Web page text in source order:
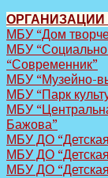
ОРГАНИЗАЦИИ
МБУ “Дом
МБУ
“Современник”
МБУ “Музейно-
МБУ “Парк
МБУ
Бажова”
МБУ ДО
МБУ ДО
МБУ ДО